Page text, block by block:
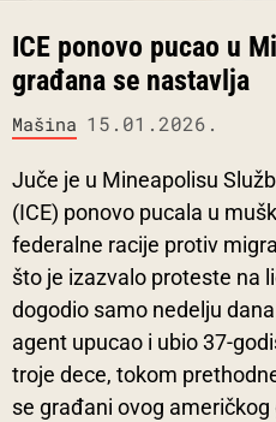
ICE ponovo pucao u
građana se nastavlja
Mašina 15.01.2026.
Juče je u Mineapolisu
(ICE) ponovo pucala u
federalne racije protiv
što je izazvalo proteste na
dogodio samo nedelju
agent upucao i ubio 37-
troje dece, tokom
se građani ovog